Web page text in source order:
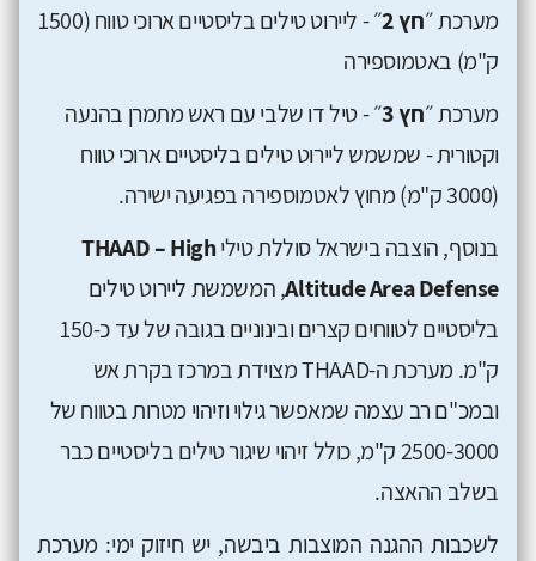
מערכת ״חץ 2
״ - ליירוט טילים בליסטיים ארוכי טווח (1500
ק"מ) באטמוספירה
מערכת ״חץ 3 ״ - טיל דו שלבי עם ראש מתמרן בהנעה
וקטורית - שמשמש ליירוט טילים בליסטיים ארוכי טווח
(3000 ק"מ) מחוץ לאטמוספירה בפגיעה ישירה.
בנוסף, הוצבה בישראל סוללת טיליTHAAD – High
Altitude Area Defense, המשמשת ליירוט טילים
בליסטיים לטווחים קצרים ובינוניים בגובה של עד כ-150
ק"מ. מערכת ה-THAAD מצוידת במרכז בקרת אש
ובמכ"ם רב עצמה שמאפשר גילוי וזיהוי מטרות בטווח של
2500-3000 ק"מ, כולל זיהוי שיגור טילים בליסטיים כבר
בשלב ההאצה.
לשכבות ההגנה המוצבות ביבשה, יש חיזוק ימי: מערכת